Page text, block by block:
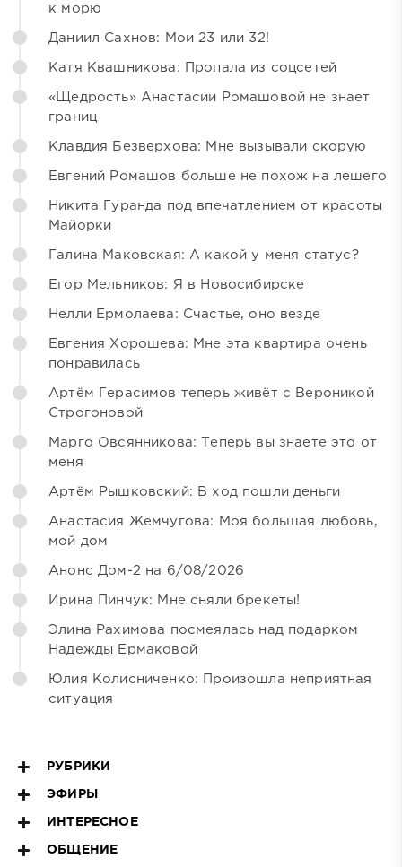
к морю
Даниил Сахнов: Мои 23 или 32!
Катя Квашникова: Пропала из соцсетей
«Щедрость» Анастасии Ромашовой не знает
границ
Клавдия Безверхова: Мне вызывали скорую
Евгений Ромашов больше не похож на лешего
Никита Гуранда под впечатлением от красоты
Майорки
Галина Маковская: А какой у меня статус?
Егор Мельников: Я в Новосибирске
Нелли Ермолаева: Счастье, оно везде
Евгения Хорошева: Мне эта квартира очень
понравилась
Артём Герасимов теперь живёт с Вероникой
Строгоновой
Марго Овсянникова: Теперь вы знаете это от
меня
Артём Рышковский: В ход пошли деньги
Анастасия Жемчугова: Моя большая любовь,
мой дом
Анонс Дом-2 на 6/08/2026
Ирина Пинчук: Мне сняли брекеты!
Элина Рахимова посмеялась над подарком
Надежды Ермаковой
Юлия Колисниченко: Произошла неприятная
ситуация
РУБРИКИ
ЭФИРЫ
ИНТЕРЕСНОЕ
ОБЩЕНИЕ